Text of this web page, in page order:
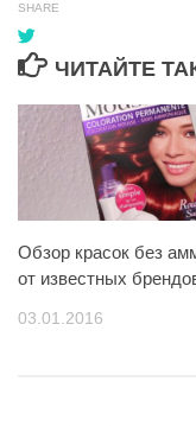
SHARE
ЧИТАЙТЕ
Обзор красок без
от известных
03.01.2016